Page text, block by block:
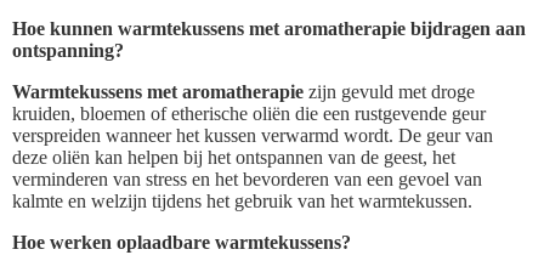
Hoe kunnen warmtekussens met aromatherapie bijdragen aan
ontspanning?
Warmtekussens met aromatherapie zijn gevuld met droge
kruiden, bloemen of etherische oliën die een rustgevende geur
verspreiden wanneer het kussen verwarmd wordt. De geur van
deze oliën kan helpen bij het ontspannen van de geest, het
verminderen van stress en het bevorderen van een gevoel van
kalmte en welzijn tijdens het gebruik van het warmtekussen.
Hoe werken oplaadbare warmtekussens?